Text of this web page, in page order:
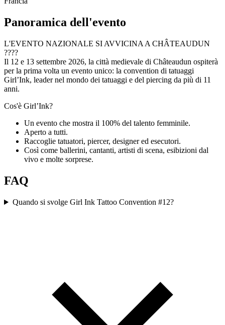
Panoramica dell'evento
L'EVENTO NAZIONALE SI AVVICINA A CHÂTEAUDUN
????
Il 12 e 13 settembre 2026, la città medievale di Châteaudun ospiterà
per la prima volta un evento unico: la convention di tatuaggi
Girl’Ink, leader nel mondo dei tatuaggi e del piercing da più di 11
anni.
Cos'è Girl’Ink?
Un evento che mostra il 100% del talento femminile.
Aperto a tutti.
Raccoglie tatuatori, piercer, designer ed esecutori.
Così come ballerini, cantanti, artisti di scena, esibizioni dal
vivo e molte sorprese.
FAQ
Quando si svolge Girl Ink Tattoo Convention #12?